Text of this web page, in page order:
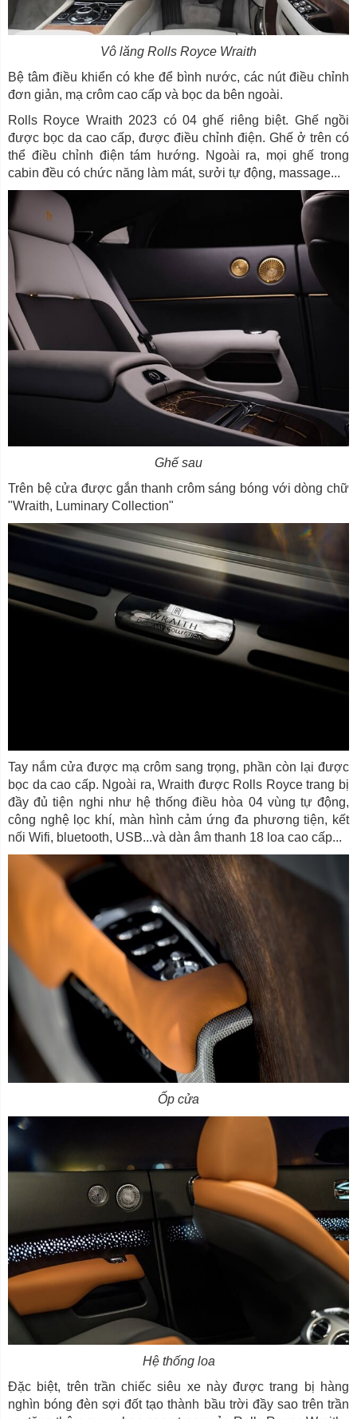
Vô lăng Rolls Royce Wraith
Bệ tâm điều khiển có khe để bình nước, các nút điều chỉnh
đơn giản, mạ crôm cao cấp và bọc da bên ngoài.
Rolls Royce Wraith 2023 có 04 ghế riêng biệt. Ghế ngồi
được bọc da cao cấp, được điều chỉnh điện. Ghế ở trên có
thể điều chỉnh điện tám hướng. Ngoài ra, mọi ghế trong
cabin đều có chức năng làm mát, sưởi tự động, massage...
Ghế sau
Trên bệ cửa được gắn thanh crôm sáng bóng với dòng chữ
"Wraith, Luminary Collection"
Tay nắm cửa được mạ crôm sang trọng, phần còn lại được
bọc da cao cấp. Ngoài ra, Wraith được Rolls Royce trang bị
đầy đủ tiện nghi như hệ thống điều hòa 04 vùng tự động,
công nghệ lọc khí, màn hình cảm ứng đa phương tiện, kết
nối Wifi, bluetooth, USB...và dàn âm thanh 18 loa cao cấp...
Ốp cửa
Hệ thống loa
Đặc biệt, trên trần chiếc siêu xe này được trang bị hàng
nghìn bóng đèn sợi đốt tạo thành bầu trời đầy sao trên trần